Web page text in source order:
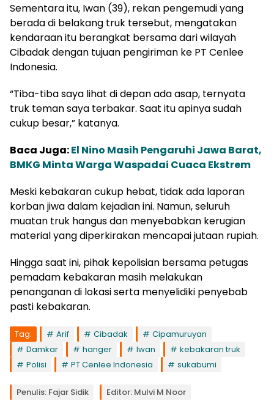
Sementara itu, Iwan (39), rekan pengemudi yang
berada di belakang truk tersebut, mengatakan
kendaraan itu berangkat bersama dari wilayah
Cibadak dengan tujuan pengiriman ke PT Cenlee
Indonesia.
“Tiba-tiba saya lihat di depan ada asap, ternyata
truk teman saya terbakar. Saat itu apinya sudah
cukup besar,” katanya.
Baca Juga:El Nino Masih Pengaruhi Jawa Barat,
BMKG Minta Warga Waspadai Cuaca Ekstrem
Meski kebakaran cukup hebat, tidak ada laporan
korban jiwa dalam kejadian ini. Namun, seluruh
muatan truk hangus dan menyebabkan kerugian
material yang diperkirakan mencapai jutaan rupiah.
Hingga saat ini, pihak kepolisian bersama petugas
pemadam kebakaran masih melakukan
penanganan di lokasi serta menyelidiki penyebab
pasti kebakaran.
Tag: Arif Cibadak
Cipamuruyan
Damkar
hanger Iwan
kebakaran truk
Polisi
PT Cenlee Indonesia sukabumi
Penulis: Fajar Sidik Editor: Mulvi M Noor